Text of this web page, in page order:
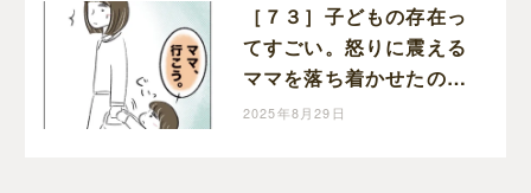
［７３］子どもの存在っ
てすごい。怒りに震える
ママを落ち着かせたのは
幼い娘。執着ママにロッ
2025年8月29日